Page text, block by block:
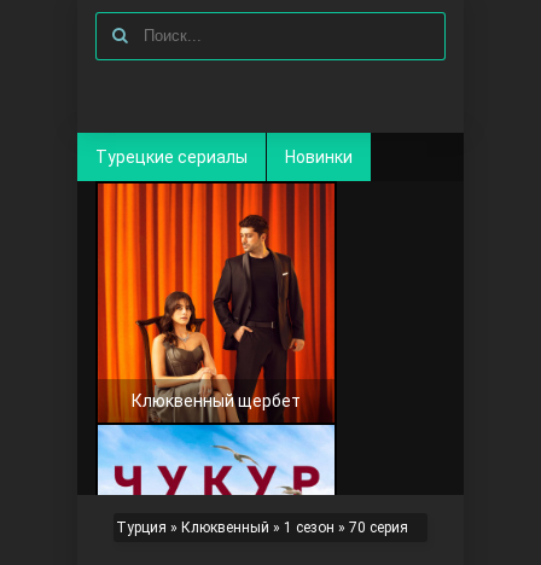
Турецкие сериалы Новинки
Клюквенный щербет
Турция » Клюквенный » 1 сезон » 70 серия